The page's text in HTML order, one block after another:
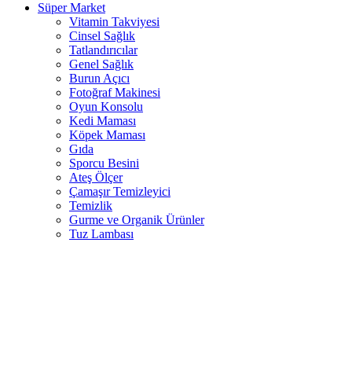
Süper Market
Vitamin Takviyesi
Cinsel Sağlık
Tatlandırıcılar
Genel Sağlık
Burun Açıcı
Fotoğraf Makinesi
Oyun Konsolu
Kedi Maması
Köpek Maması
Gıda
Sporcu Besini
Ateş Ölçer
Çamaşır Temizleyici
Temizlik
Gurme ve Organik Ürünler
Tuz Lambası